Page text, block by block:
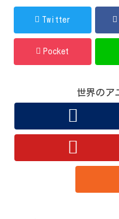
Twitter
Pocket
世界のア